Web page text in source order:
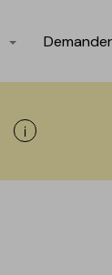
Afficher les